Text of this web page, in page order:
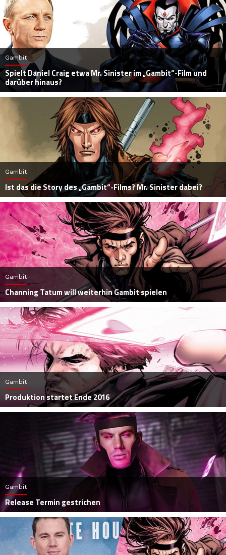
Gambit
Spielt Daniel Craig etwa Mr. Sinister im „Gambit“-Film und
darüber hinaus?
Gambit
Ist das die Story des „Gambit“-Films? Mr. Sinister dabei?
Gambit
Channing Tatum will weiterhin Gambit spielen
Gambit
Produktion startet Ende 2016
Gambit
Release Termin gestrichen